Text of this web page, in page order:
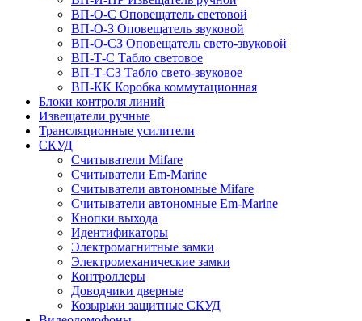
ВП-О-С Оповещатель световой
ВП-О-З Оповещатель звуковой
ВП-О-СЗ Оповещатель свето-звуковой
ВП-Т-С Табло световое
ВП-Т-СЗ Табло свето-звуковое
ВП-КК Коробка коммутационная
Блоки контроля линий
Извещатели ручные
Трансляционные усилители
СКУД
Считыватели Mifare
Считыватели Еm-Marine
Считыватели автономные Mifare
Считыватели автономные Em-Marine
Кнопки выхода
Идентификаторы
Электромагнитные замки
Электромеханические замки
Контроллеры
Доводчики дверные
Козырьки защитные СКУД